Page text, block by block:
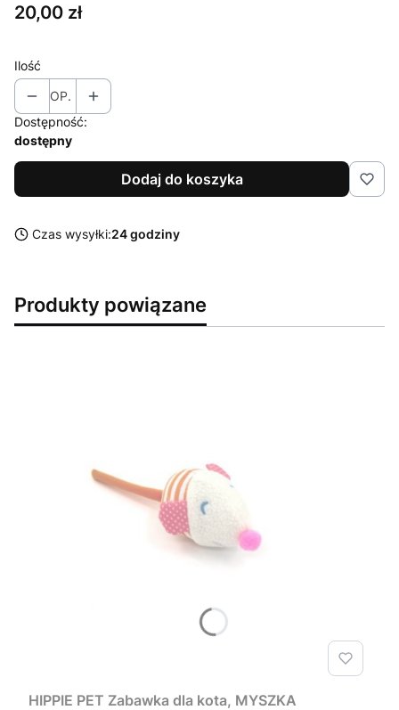
Cena
20,00 zł
Ilość
OP.
Dostępność:
dostępny
Dodaj do koszyka
Czas wysyłki:24 godziny
Produkty powiązane
HIPPIE PET Zabawka dla kota, MYSZKA